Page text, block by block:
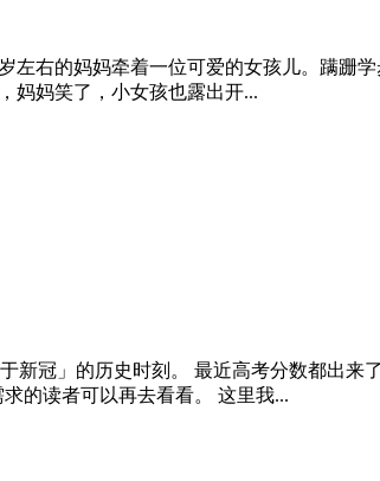
右的妈妈牵着一位可爱的女孩儿。蹒跚
妈妈笑了，小女孩也露出开...
冠」的历史时刻。 最近高考分数都出来
的读者可以再去看看。 这里我...